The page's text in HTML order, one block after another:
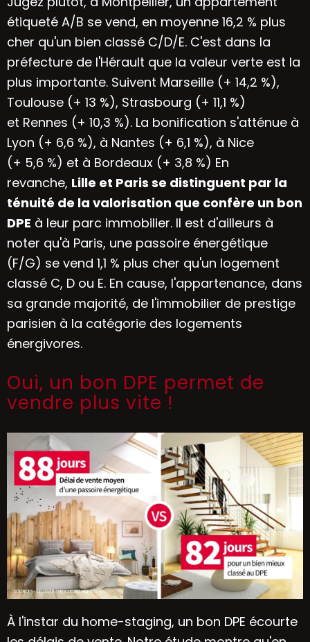
étiqueté A/B se vend, en moyenne 16,2 % plus
cher qu'un bien classé C/D/E. C'est dans la
préfecture de l'Hérault que la valeur verte est la
plus importante. Suivent Marseille (+ 14,2 %),
Toulouse (+ 13 %), Strasbourg (+ 11,1 %)
et Rennes (+ 10,3 %). La bonification s'atténue à
Lyon (+ 6,6 %), à Nantes (+ 6,1 %), à Nice
(+ 5,6 %) et à Bordeaux (+ 3,8 %) En
revanche, Lille et Paris se distinguent par la
ténuité de la valorisation que confère un bon
DPE à leur parc immobilier. Il est d'ailleurs à
noter qu'à Paris, une passoire énergétique
(F/G) se vend 1,1 % plus cher qu'un logement
classé C, D ou E. En cause, l'appartenance, dans
sa grande majorité, de l'immobilier de prestige
parisien à la catégorie des logements
énergivores.
Oui, un bon DPE permet de
vendre plus vite !
À l'instar du home-staging, un bon DPE écourte